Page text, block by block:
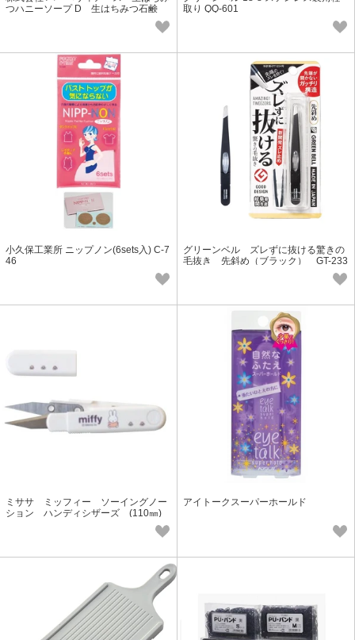
つハニーソープ D 生はちみつ石鹸
取り QQ-601
小久保工業所 ニップノン(6sets入) C-7
46
グリーンベル ズレずに抜ける驚きの
毛抜き 先斜め（ブラック） GT-233
ミササ ミッフィー ソーイングノー
ション ハンディシザーズ (110㎜)
アイトークスーパーホールド